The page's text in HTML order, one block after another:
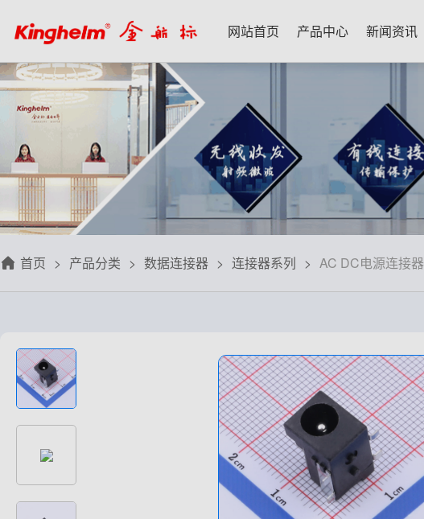
网站首页 产品中心
产品中心
射频微波天线
射频线转接线
板端座子弹片
滤波器双工器
信号开关
高速高频线束
非标特种定制
新闻资讯
新闻资讯
每日芯闻
行业资讯
三八八问
人文荟萃
华强北小百科
技术应用
每日一品
应用案例
技术交流
名家专栏
宋仕强
林雪萍
齐大峰
刘大成
朱军山
关于我们
关于我们
联系我们
用户协议
隐私政策
免费样品
首页 产品分类 数据连接器 连接器系列 AC DC电源连接器